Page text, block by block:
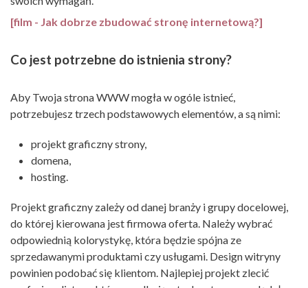
[film - Jak dobrze zbudować stronę internetową?]
Co jest potrzebne do istnienia strony?
Aby Twoja strona WWW mogła w ogóle istnieć,
potrzebujesz trzech podstawowych elementów, a są nimi:
projekt graficzny strony,
domena,
hosting.
Projekt graficzny zależy od danej branży i grupy docelowej,
do której kierowana jest firmowa oferta. Należy wybrać
odpowiednią kolorystykę, która będzie spójna ze
sprzedawanymi produktami czy usługami. Design witryny
powinien podobać się klientom. Najlepiej projekt zlecić